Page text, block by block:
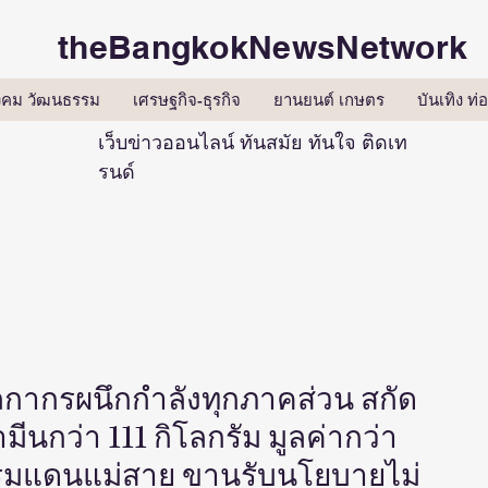
theBangkokNewsNetwork
คม วัฒนธรรม เศรษฐกิจ-ธุรกิจ ยานยนต์ เกษตร บันเทิง ท่
เว็บข่าวออนไลน์ ทันสมัย ทันใจ ติดเท
รนด์
ากรผนึกกำลังทุกภาคส่วน สกัด
นกว่า 111 กิโลกรัม มูลค่ากว่า
แดนแม่สาย ขานรับนโยบายไม่